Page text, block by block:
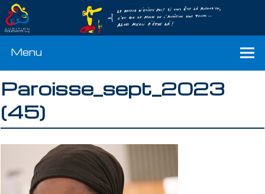
Menu
Paroisse_sept_2023
(45)